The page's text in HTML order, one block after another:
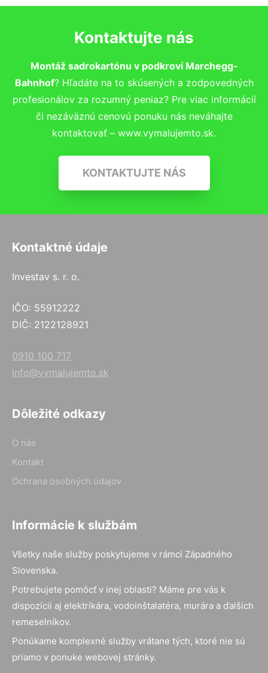
Kontaktujte nás
Montáž sadrokartónu v podkroví Marchegg-
Bahnhof? Hľadáte na to skúsených a zodpovedných
profesionálov za rozumný peniaz? Pre viac informácií
či nezáväznú cenovú ponuku nás neváhajte
kontaktovať – www.vymalujemto.sk.
KONTAKTUJTE NÁS
Kontaktné údaje
Investav s. r. o.
IČO: 55912222
DIČ: 2122128921
0910 100 717
info@vymalujemto.sk
Dôležité odkazy
O nás
Kontakt
Ochrana osobných údajov
Informácie k službám
Všetky naše služby poskytujeme v rámci Západného
Slovenska.
Potrebujete pomôcť v inej oblasti? Máme pre vás k
dispozícii aj elektrikára, vodoinštalatéra, murára a ďalších
remeselníkov.
Ponúkame komplexné služby vrátane tých, ktoré nie sú
priamo v ponuke webovej stránky.